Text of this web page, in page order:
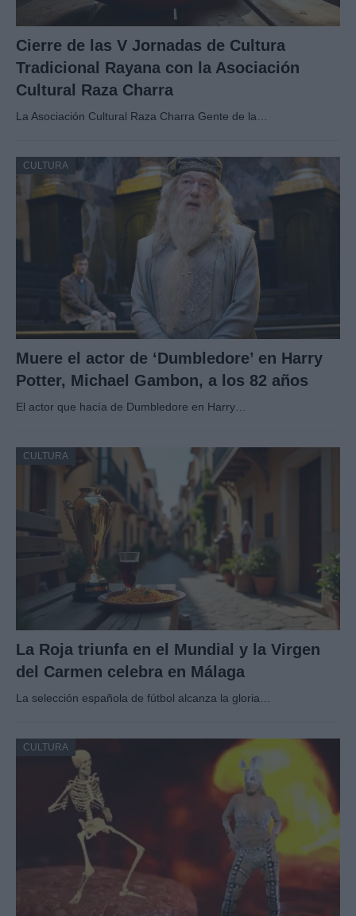
Cierre de las V Jornadas de Cultura
Tradicional Rayana con la Asociación
Cultural Raza Charra
La Asociación Cultural Raza Charra Gente de la…
CULTURA
Muere el actor de ‘Dumbledore’ en Harry
Potter, Michael Gambon, a los 82 años
El actor que hacía de Dumbledore en Harry…
CULTURA
La Roja triunfa en el Mundial y la Virgen
del Carmen celebra en Málaga
La selección española de fútbol alcanza la gloria…
CULTURA